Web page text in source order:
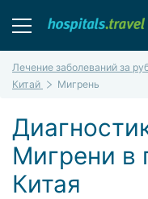
Лечение заболеваний за
Китай
Мигрень
Мигрени в
Китая